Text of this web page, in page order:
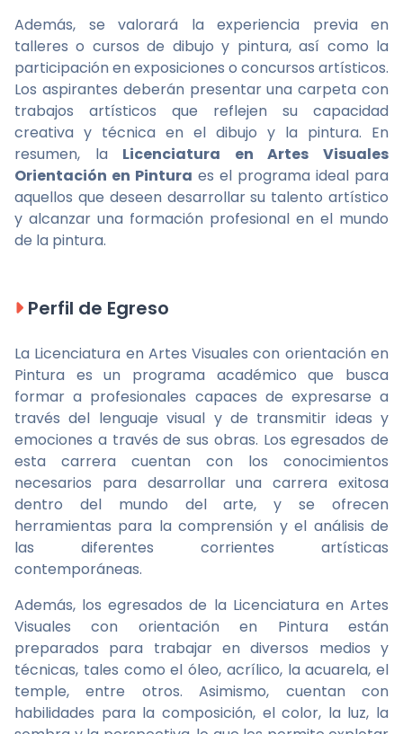
Además, se valorará la experiencia previa en
talleres o cursos de dibujo y pintura, así como la
participación en exposiciones o concursos artísticos.
Los aspirantes deberán presentar una carpeta con
trabajos artísticos que reflejen su capacidad
creativa y técnica en el dibujo y la pintura. En
resumen, la Licenciatura en Artes Visuales
Orientación en Pintura es el programa ideal para
aquellos que deseen desarrollar su talento artístico
y alcanzar una formación profesional en el mundo
de la pintura.
Perfil de Egreso
La Licenciatura en Artes Visuales con orientación en
Pintura es un programa académico que busca
formar a profesionales capaces de expresarse a
través del lenguaje visual y de transmitir ideas y
emociones a través de sus obras. Los egresados de
esta carrera cuentan con los conocimientos
necesarios para desarrollar una carrera exitosa
dentro del mundo del arte, y se ofrecen
herramientas para la comprensión y el análisis de
las diferentes corrientes artísticas
contemporáneas.
Además, los egresados de la Licenciatura en Artes
Visuales con orientación en Pintura están
preparados para trabajar en diversos medios y
técnicas, tales como el óleo, acrílico, la acuarela, el
temple, entre otros. Asimismo, cuentan con
habilidades para la composición, el color, la luz, la